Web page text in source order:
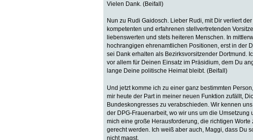
Vielen Dank. (Beifall)
Nun zu Rudi Gaidosch. Lieber Rudi, mit Dir verliert
kompetenten und erfahrenen stellvertretenden
liebenswerten und stets heiteren Menschen. In
hochrangigen ehrenamtlichen Positionen, erst in der
sei Dank erhalten als Bezirksvorsitzender Dortmund.
vor allem für Deinen Einsatz im Präsidium, dem Du
lange Deine politische Heimat bleibt. (Beifall)
Und jetzt komme ich zu einer ganz bestimmten
mir heute der Part in meiner neuen Funktion zufällt,
Bundeskongresses zu verabschieden. Wir kennen
der DPG-Frauenarbeit, wo wir uns um die
mich eine große Herausforderung, die richtigen
gerecht werden. Ich weiß aber auch, Maggi, dass Du
nicht magst.